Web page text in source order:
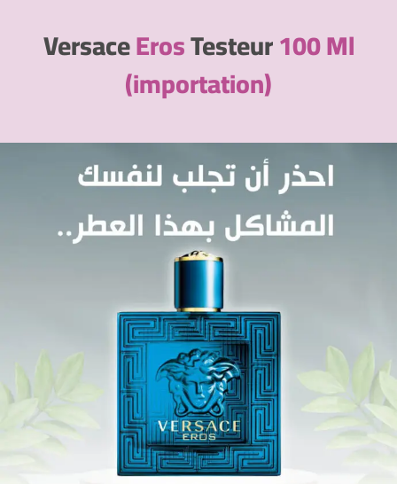
VersaceErosTesteur100 Ml
(importation)